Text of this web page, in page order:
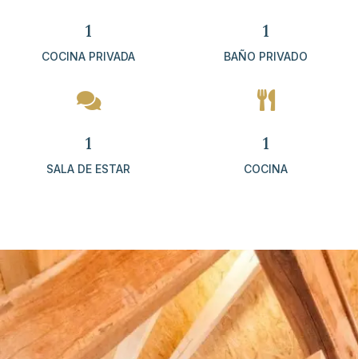
1
COCINA PRIVADA

1
SALA DE ESTAR
1
BAÑO PRIVADO

1
COCINA